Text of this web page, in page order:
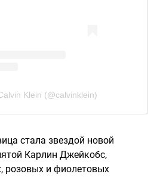
Klein (@calvinklein)
стала звездой новой
Карлин Джейкобс,
розовых и фиолетовых